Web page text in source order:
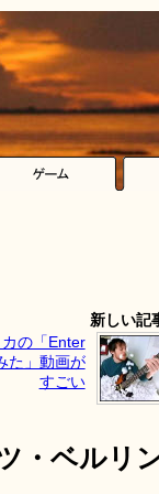
新しい記
の「Enter
た」動画が
すごい
・ベルリ